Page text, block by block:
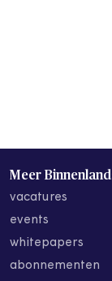
Meer
vacatures
events
whitepapers
abonnementen